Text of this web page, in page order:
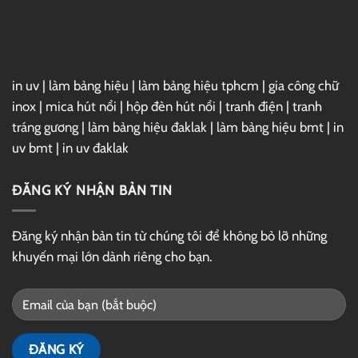
in uv | làm bảng hiệu | làm bảng hiệu tphcm | gia công chữ
inox | mica hút nổi | hộp đèn hút nổi | tranh điện | tranh
tráng gương | làm bảng hiệu đaklak | làm bảng hiệu bmt | in
uv bmt | in uv đaklak
ĐĂNG KÝ NHẬN BẢN TIN
Đăng ký nhận bản tin từ chúng tôi để không bỏ lỡ những
khuyến mại lớn dành riêng cho bạn.